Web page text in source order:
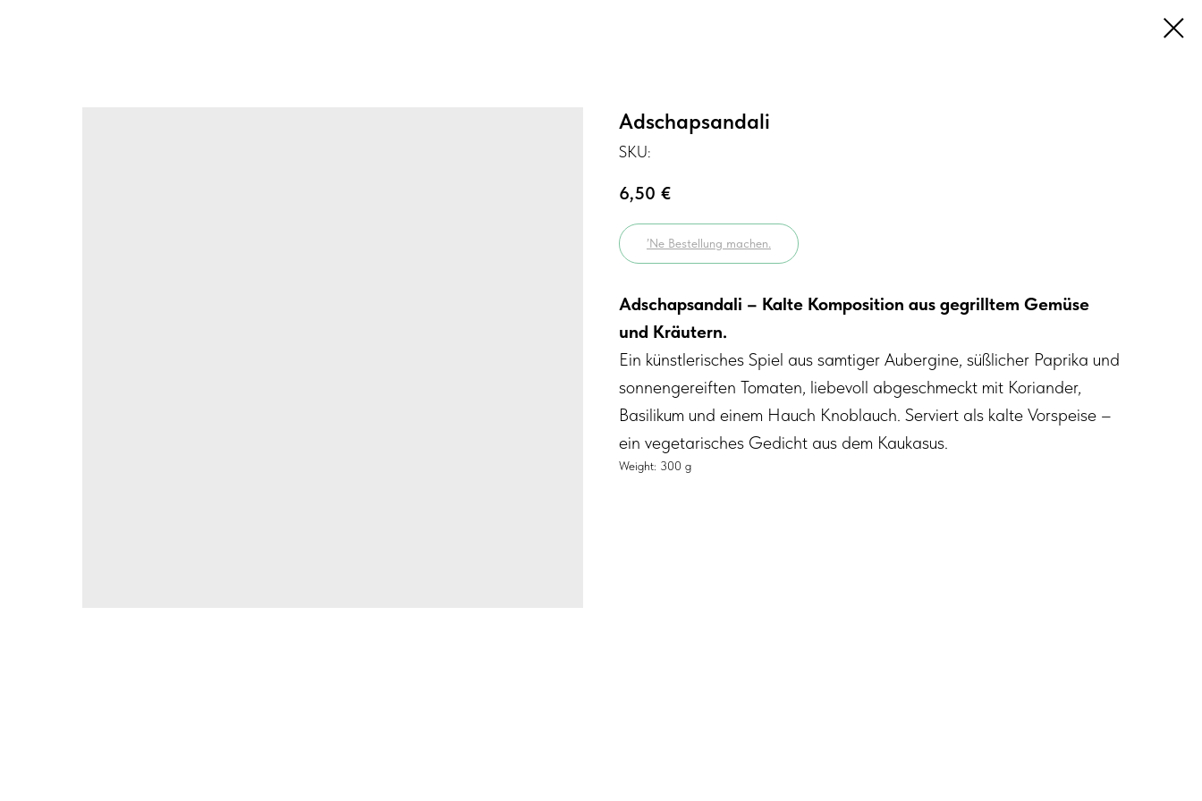
Adschapsandali
SKU:
6,50 €
’Ne Bestellung machen.
Adschapsandali – Kalte Komposition aus gegrilltem Gemüse
und Kräutern.
Ein künstlerisches Spiel aus samtiger Aubergine, süßlicher Paprika und
sonnengereiften Tomaten, liebevoll abgeschmeckt mit Koriander,
Basilikum und einem Hauch Knoblauch. Serviert als kalte Vorspeise –
ein vegetarisches Gedicht aus dem Kaukasus.
Weight: 300 g